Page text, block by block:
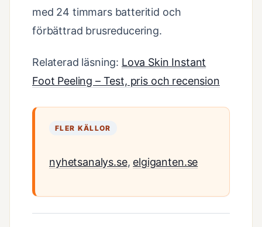
med 24 timmars batteritid och
förbättrad brusreducering.
Relaterad läsning: Lova Skin Instant
Foot Peeling – Test, pris och recension
FLER KÄLLOR
nyhetsanalys.se, elgiganten.se